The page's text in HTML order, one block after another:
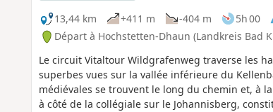
13,44 km
+411 m -404 m 5h 00
Départ à Hochstetten-Dhaun (Landkreis Bad
Le circuit Vitaltour Wildgrafenweg traverse les
superbes vues sur la vallée inférieure du
médiévales se trouvent le long du chemin et, à
à côté de la collégiale sur le Johannisberg,